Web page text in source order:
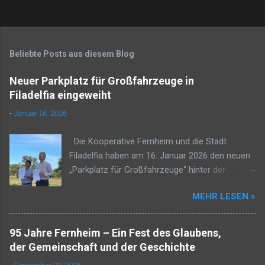
Beliebte Posts aus diesem Blog
Neuer Parkplatz für Großfahrzeuge in
Filadelfia eingeweiht
-Januar 16, 2026
Die Kooperative Fernheim und die Stadt
Filadelfia haben am 16. Januar 2026 den neuen
„Parkplatz für Großfahrzeuge“ hinter der
Das Projekt soll die städtische Infrastruktur und
die Straßenverhältnisse im Distrikt Filadelfia
verbessern und damit die Sicherheit sowie das
Wohlbefinden aller Einwohner fördern. Frank
MEHR LESEN »
95 Jahre Fernheim – Ein Fest des Glaubens,
der Gemeinschaft und der Geschichte